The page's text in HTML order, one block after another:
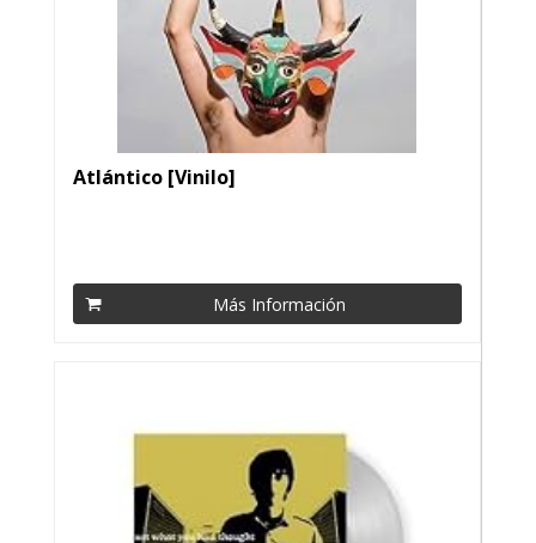
Atlántico [Vinilo]
Más Información